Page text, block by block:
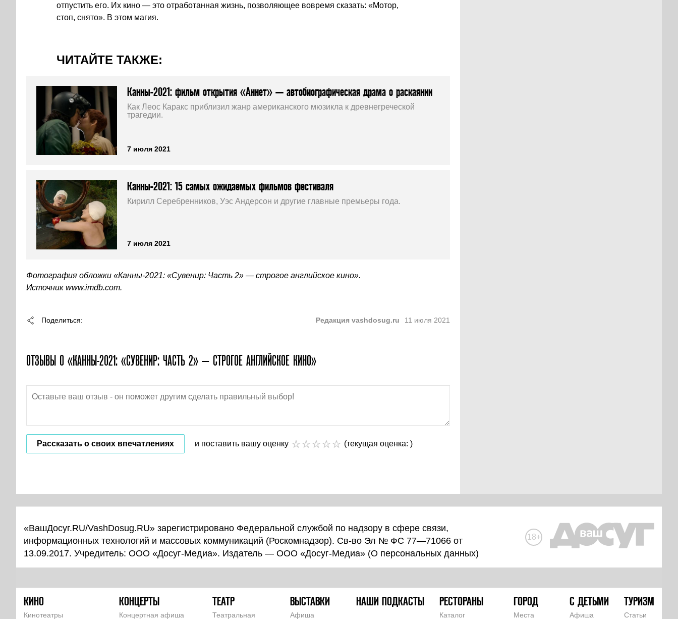
отпустить его. Их кино — это отработанная жизнь, позволяющее вовремя сказать: «Мотор,
стоп, снято». В этом магия.
ЧИТАЙТЕ ТАКЖЕ:
Канны-2021: фильм открытия «Аннет» — автобиографическая драма о раскаянии
Как Леос Каракс приблизил жанр американского мюзикла к древнегреческой
трагедии.
7 июля 2021
Канны-2021: 15 самых ожидаемых фильмов фестиваля
Кирилл Серебренников, Уэс Андерсон и другие главные премьеры года.
7 июля 2021
Фотография обложки «Канны-2021: «Сувенир: Часть 2» — строгое английское кино».
Источник www.imdb.com.
Поделиться Редакция vashdosug.ru 11 июля 2021
ОТЗЫВЫ О «КАННЫ-2021: «СУВЕНИР: ЧАСТЬ 2» — СТРОГОЕ АНГЛИЙСКОЕ КИНО»
Рассказать о своих впечатлениях и поставить вашу оценку (текущая оценка: )
«ВашДосуг.RU/VashDosug.RU» зарегистрировано Федеральной службой по надзору в сфере связи,
информационных технологий и массовых коммуникаций (Роскомнадзор). Св-во Эл № ФС 77—71066 от
13.09.2017. Учредитель: ООО «Досуг-Медиа». Издатель — ООО «Досуг-Медиа» (О персональных данных)
18+
КИНО
Кинотеатры
КОНЦЕРТЫ
Концертная афиша
ТЕАТР
Театральная
ВЫСТАВКИ
Афиша
НАШИ ПОДКАСТЫ РЕСТОРАНЫ
Каталог
ГОРОД
Места
С ДЕТЬМИ
Афиша
ТУРИЗМ
Статьи